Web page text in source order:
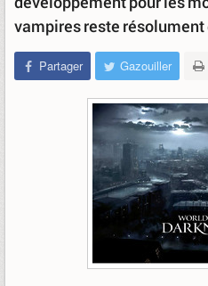
vampires reste
Partager Gazouiller